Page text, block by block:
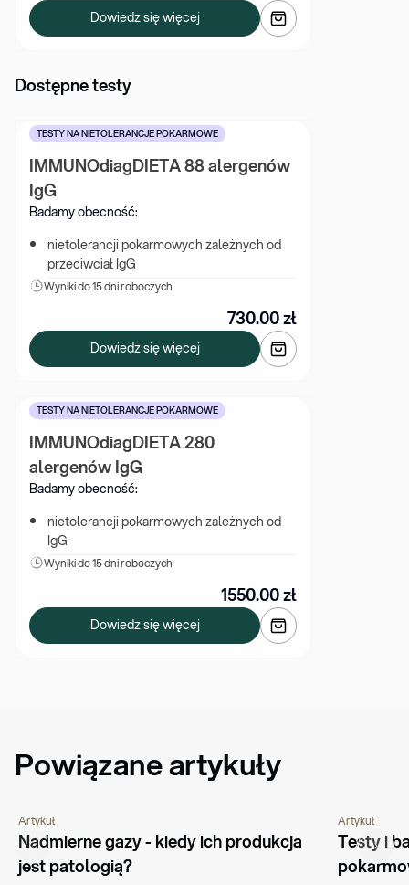
Dowiedz się więcej
Dostępne testy
TESTY NA NIETOLERANCJE POKARMOWE
IMMUNOdiagDIETA 88 alergenów
IgG
Badamy obecność:
nietolerancji pokarmowych zależnych od
przeciwciał IgG
Wyniki do 15 dni roboczych
730.00zł
Dowiedz się więcej
TESTY NA NIETOLERANCJE POKARMOWE
IMMUNOdiagDIETA 280
alergenów IgG
Badamy obecność:
nietolerancji pokarmowych zależnych od
IgG
Wyniki do 15 dni roboczych
1550.00zł
Dowiedz się więcej
Powiązane artykuły
PORADNIK CHOROBY I SCHORZENIA
Artykuł
Nadmierne gazy - kiedy ich produkcja
jest patologią?
ŻYWIENIE
Artykuł
Testy i